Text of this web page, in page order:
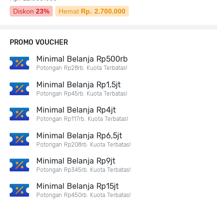
Diskon 23% Hemat Rp. 2.700.000
PROMO VOUCHER
Minimal Belanja Rp500rb
Potongan Rp28rb. Kuota Terbatas!
Minimal Belanja Rp1,5jt
Potongan Rp45rb. Kuota Terbatas!
Minimal Belanja Rp4jt
Potongan Rp117rb. Kuota Terbatas!
Minimal Belanja Rp6,5jt
Potongan Rp208rb. Kuota Terbatas!
Minimal Belanja Rp9jt
Potongan Rp345rb. Kuota Terbatas!
Minimal Belanja Rp15jt
Potongan Rp450rb. Kuota Terbatas!